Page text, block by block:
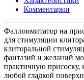
Комментарии
Фаллоимитатор на
для стимуляции
клиторальной
фантазий и желаний
практичную присоску,
любой гладкой